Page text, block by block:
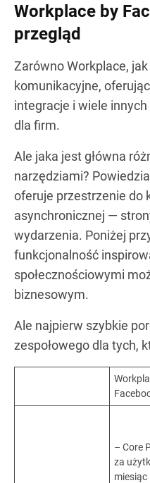
Workplace by
przegląd
Zarówno Workplace,
komunikacyjne,
integracje i wiele
dla firm.
Ale jaka jest główna
narzędziami?
oferuje przestrzenie do
asynchronicznej —
wydarzenia. Poniżej
funkcjonalność
społecznościowymi
biznesowym.
Ale najpierw szybkie
zespołowego dla tych,
– Core
za
miesiąc